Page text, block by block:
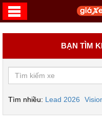
BẠN TÌM
Tìm nhiều: Lead 2026